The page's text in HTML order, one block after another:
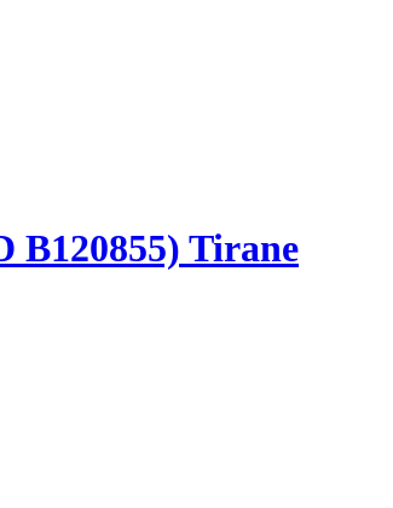
B120855) Tirane